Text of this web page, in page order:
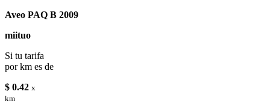
Aveo PAQ B 2009
miituo
Si tu tarifa
por km es de
$ 0.42 x
km